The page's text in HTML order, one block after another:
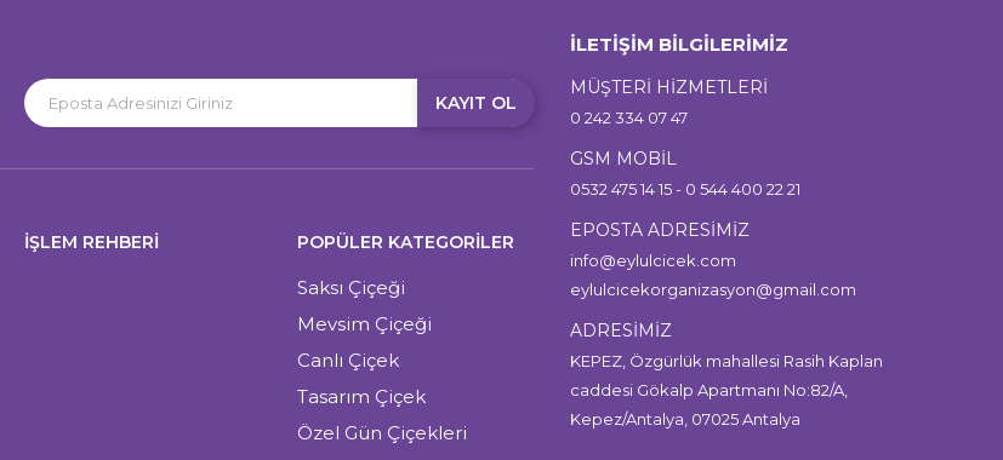
KAYIT OL
İŞLEM REHBERİ POPÜLER KATEGORİLER
Saksı Çiçeği
Mevsim Çiçeği
Canlı Çiçek
Tasarım Çiçek
Özel Gün Çiçekleri
İLETİŞİM BİLGİLERİMİZ
MÜŞTERİ HİZMETLERİ
0 242 334 07 47
GSM MOBİL
0532 475 14 15 - 0 544 400 22 21
EPOSTA ADRESİMİZ
info@eylulcicek.com
eylulcicekorganizasyon@gmail.com
ADRESİMİZ
KEPEZ, Özgürlük mahallesi Rasih Kaplan
caddesi Gökalp Apartmanı No:82/A,
Kepez/Antalya, 07025 Antalya